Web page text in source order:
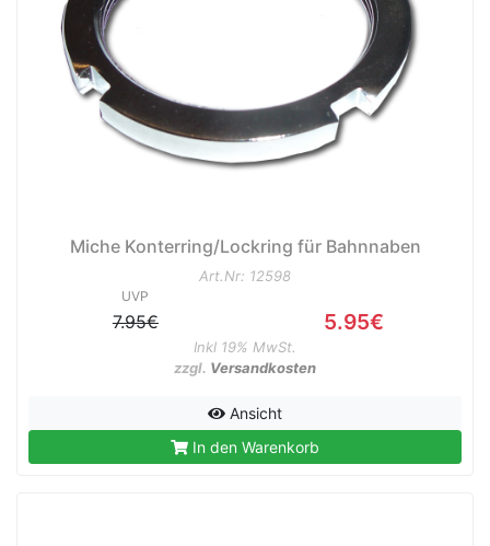
Miche Konterring/Lockring für Bahnnaben
Art.Nr: 12598
UVP
7.95€ 5.95€
Inkl 19% MwSt.
zzgl. Versandkosten
Ansicht
In den Warenkorb